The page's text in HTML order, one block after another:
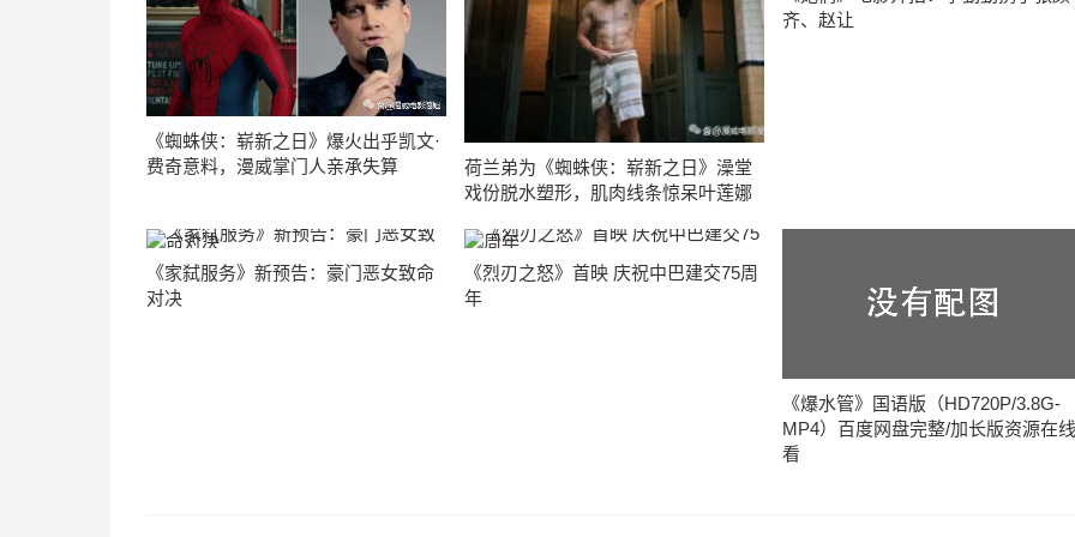
《蜘蛛侠：崭新之日》爆火出乎凯文·
费奇意料，漫威掌门人亲承失算
荷兰弟为《蜘蛛侠：崭新之日》澡堂
戏份脱水塑形，肌肉线条惊呆叶莲娜
齐、赵让
《家弑服务》新预告：豪门恶女致命
对决
《烈刃之怒》首映 庆祝中巴建交75周
年
《爆水管》国语版（HD720P/3.8G-
MP4）百度网盘完整/加长版资源在
看